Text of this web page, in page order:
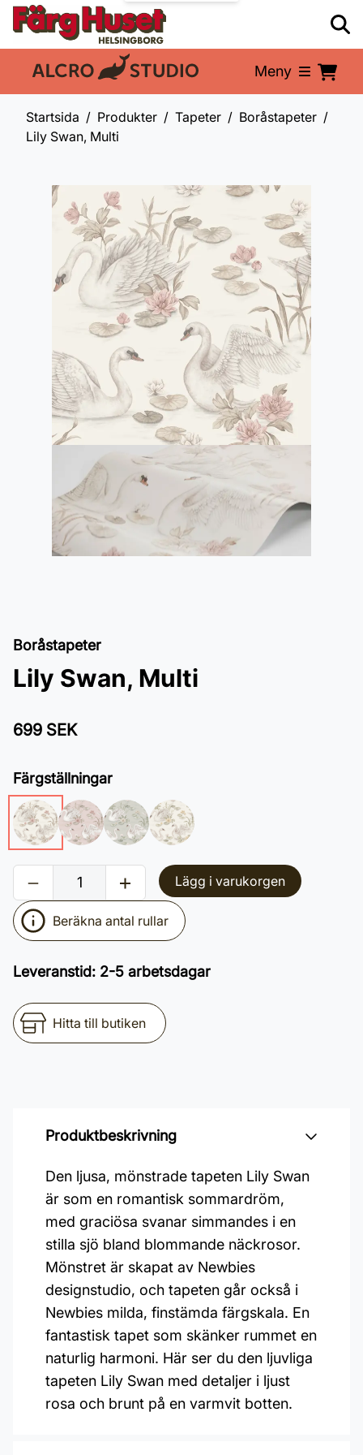
En del av: Meny
Startsida Produkter Tapeter
Boråstapeter
Lily Swan, Multi
Boråstapeter
Lily Swan, Multi
699 SEK
Färgställningar
Lägg i varukorgen
Beräkna antal rullar
Leveranstid: 2-5 arbetsdagar
Hitta till butiken
Produktbeskrivning
Den ljusa, mönstrade tapeten Lily Swan
är som en romantisk sommardröm,
med graciösa svanar simmandes i en
stilla sjö bland blommande näckrosor.
Mönstret är skapat av Newbies
designstudio, och tapeten går också i
Newbies milda, finstämda färgskala. En
fantastisk tapet som skänker rummet en
naturlig harmoni. Här ser du den ljuvliga
tapeten Lily Swan med detaljer i ljust
rosa och brunt på en varmvit botten.